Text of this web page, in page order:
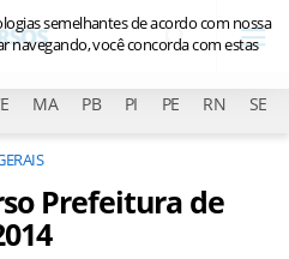
MA PB PI PE RN SE
Prefeitura de
semelhantes de acordo com nossa
navegando, você concorda com estas